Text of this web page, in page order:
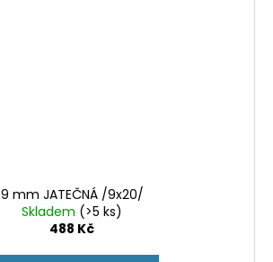
9 mm JATEČNÁ /9x20/
Skladem (>5 ks)
488 Kč